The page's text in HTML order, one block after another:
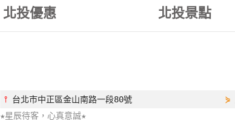
北投優惠 北投景點
⫯ 台北市中正區金山南路一段80號 ⋟
★星辰待客，心真意誠★